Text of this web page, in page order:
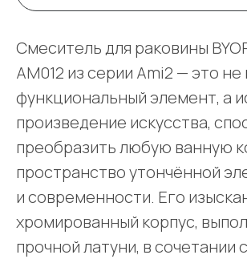
Смеситель для раковины
AM012 из серии Ami2 — это
функциональный элемент, а
произведение искусства,
преобразить любую ванную
пространство утончённой
и современности. Его
хромированный корпус,
прочной латуни, в сочетании